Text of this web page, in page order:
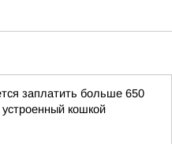
заплатить больше 650
кошкой